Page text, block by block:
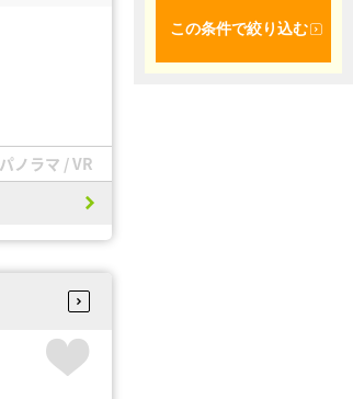
パノラマ / VR
この条件で絞り込む